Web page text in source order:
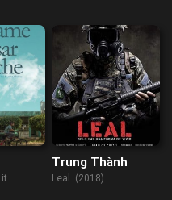
it
Trung Thành
Leal (2018)